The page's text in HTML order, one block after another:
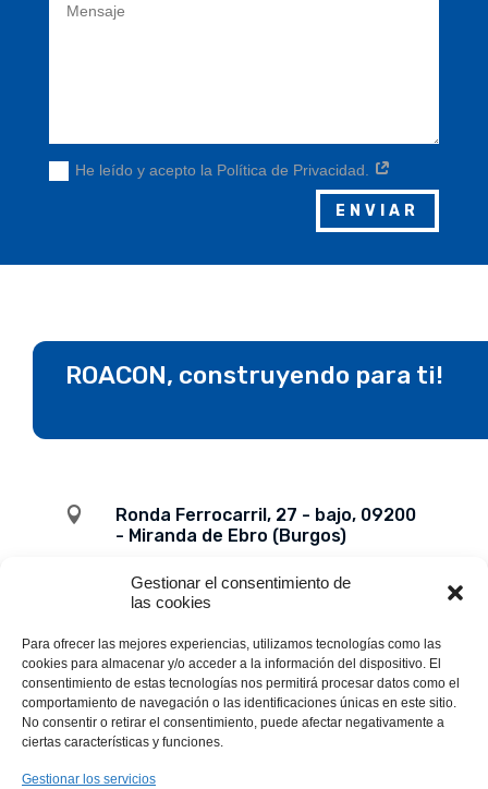
Gestionar el consentimiento de
las cookies
Para ofrecer las mejores experiencias, utilizamos tecnologías como las
cookies para almacenar y/o acceder a la información del dispositivo. El
consentimiento de estas tecnologías nos permitirá procesar datos como el
comportamiento de navegación o las identificaciones únicas en este sitio.
No consentir o retirar el consentimiento, puede afectar negativamente a
ciertas características y funciones.
Gestionar los servicios
He leído y acepto la Política de Privacidad.
ENVIAR
ROACON, construyendo para ti!

Ronda Ferrocarril, 27 - bajo, 09200
- Miranda de Ebro (Burgos)
947 31 15 48
 roacon@roacon.com